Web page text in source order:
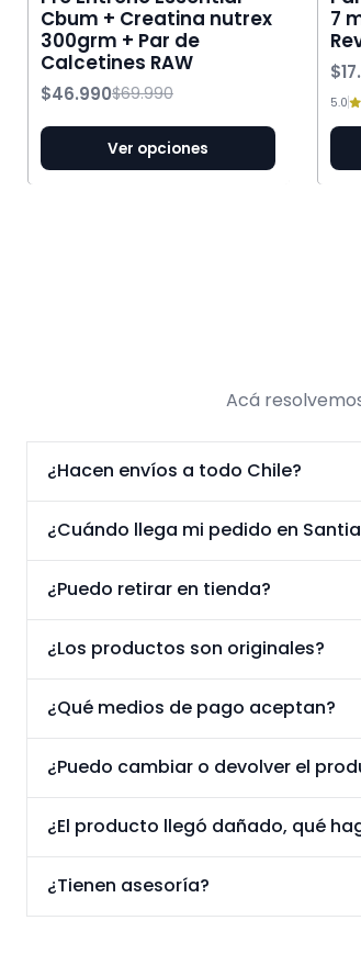
Cbum + Creatina nutrex
300grm + Par de
Calcetines RAW
$46.990$69.990
Ver opciones
7
5.0
Acá
¿Hacen envíos a todo Chile?
¿Cuándo llega mi pedido en
¿Puedo retirar en tienda?
¿Los productos son originales?
¿Qué medios de pago aceptan?
¿Puedo cambiar o devolver el
¿El producto llegó dañado, qué
¿Tienen asesoría?